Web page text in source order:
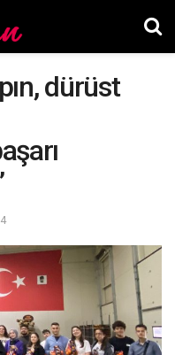
dürüst